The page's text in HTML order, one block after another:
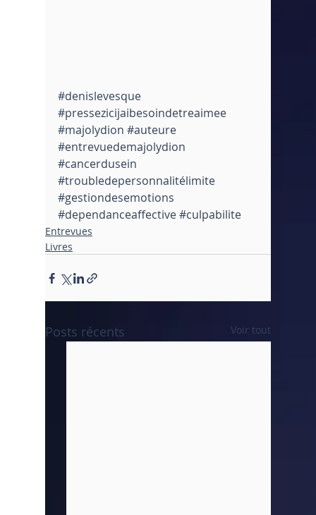
#denislevesque
#pressezicijaibesoindetreaimee
#majolydion #auteure
#entrevuedemajolydion
#cancerdusein
#troubledepersonnalitélimite
#gestiondesemotions
#dependanceaffective#culpabilite
Entrevues
Livres
Posts récents Voir tout